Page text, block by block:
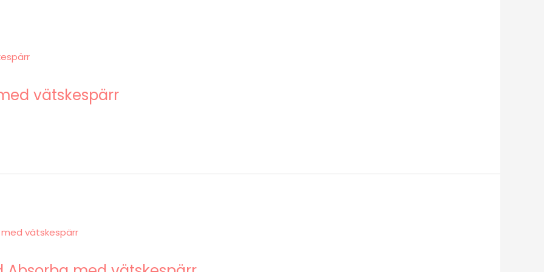
vätskespärr